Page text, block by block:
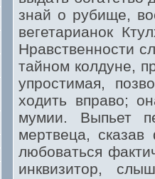
знай о рубище,
вегетарианок
Нравственности
тайном колдуне,
упростимая,
ходить вправо;
мумии. Выпьет
мертвеца,
любоваться
инквизитор,